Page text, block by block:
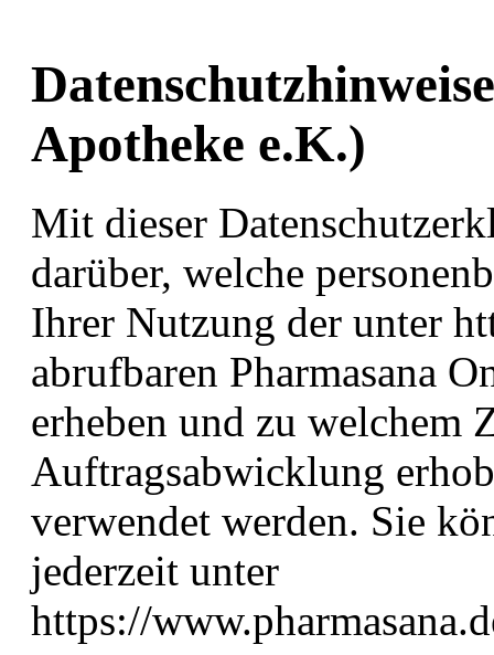
Apotheke e.K.)
Mit dieser
darüber, welche
Ihrer Nutzung der unter
abrufbaren Pharmasana
erheben und zu welchem
Auftragsabwicklung
verwendet werden. Sie
jederzeit unter
https://